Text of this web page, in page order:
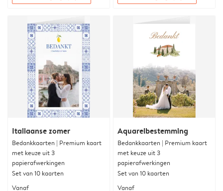
Italiaanse zomer
Bedankkaarten | Premium kaart
met keuze uit 3
papierafwerkingen
Set van 10 kaarten
Vanaf
Aquarelbestemming
Bedankkaarten | Premium kaart
met keuze uit 3
papierafwerkingen
Set van 10 kaarten
Vanaf